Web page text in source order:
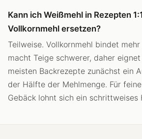
Kann ich Weißmehl in Rezepten
Vollkornmehl ersetzen?
Teilweise. Vollkornmehl bindet
macht Teige schwerer, daher
meisten Backrezepte zunächst ein
der Hälfte der Mehlmenge. Für
Gebäck lohnt sich ein schrittweises